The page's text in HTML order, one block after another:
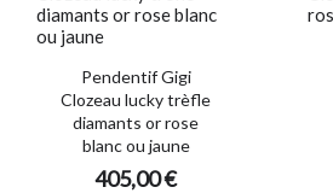
Pendentif Gigi
Clozeau lucky trèfle
diamants or rose
blanc ou jaune
405,00 €